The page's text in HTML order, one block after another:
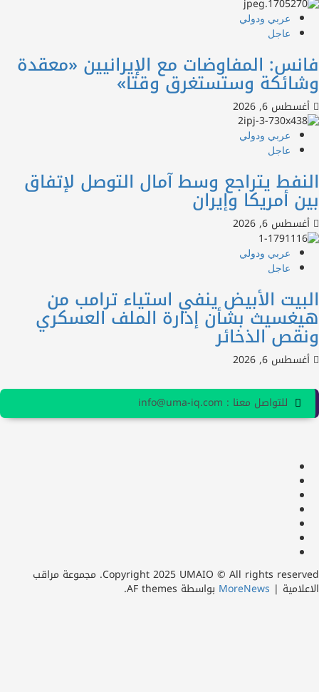
عربي ودولي
عاجل
المفاوضات مع الإيرانيين «معقدة
وستستغرق وقتا»
6, 2026
عربي ودولي
عاجل
يتراجع وسط آمال التوصل لإتفاق
أمريكا وإيران
6, 2026
عربي ودولي
عاجل
الأبيض ينفي استياء ترامب من
بشأن إدارة الملف العسكري
الذخائر
6, 2026
للتواصل معنا : info@uma-iq.com
facebook
Twitter
youtube
Linkedin
instagram
snapchat
Telegram
Copyright 2025 UMAIO © All rights reserved. مجموعة مراقب
|
MoreNewsبواسطة AF themes.